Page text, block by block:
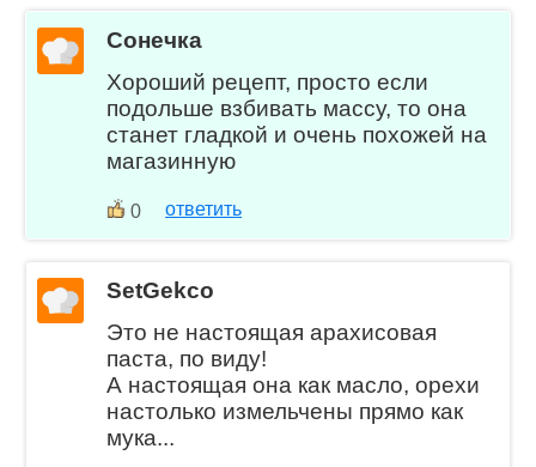
Сонечка
Хороший рецепт, просто если
подольше взбивать массу, то она
станет гладкой и очень похожей на
магазинную
0 ответить
SetGekco
Это не настоящая арахисовая
паста, по виду!
А настоящая она как масло, орехи
настолько измельчены прямо как
мука...